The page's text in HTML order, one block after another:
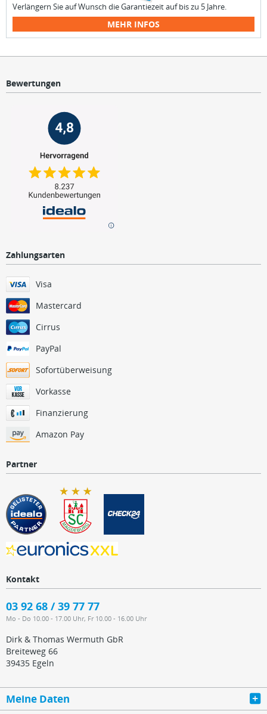
Verlängern Sie auf Wunsch die Garantiezeit auf bis zu 5 Jahre.
MEHR INFOS
Bewertungen
Zahlungsarten
Visa
Mastercard
Cirrus
PayPal
Sofortüberweisung
Vorkasse
Finanzierung
Amazon Pay
Partner
Kontakt
03 92 68 / 39 77 77
Mo - Do 10.00 - 17.00 Uhr, Fr 10.00 - 16.00 Uhr
Dirk & Thomas Wermuth GbR
Breiteweg 66
39435 Egeln
Meine Daten